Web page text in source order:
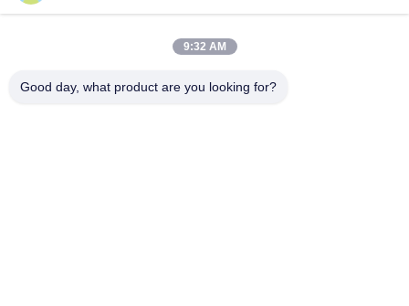
9:32 AM
Good day, what product are you looking for?